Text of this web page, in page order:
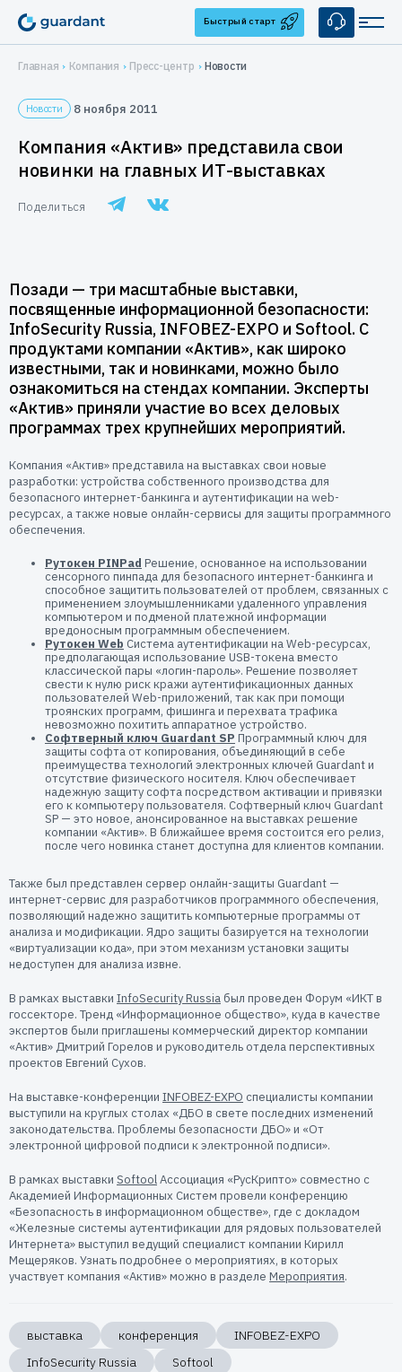
Решения
IoT и оборудование
Защита встраиваемых систем
Управление продажами ПО
Применение
Медицинское оборудование
1С-конфигурации
Системы автоматизированного проектирования
Защита беспилотных и автономных систем (БАС)
Продукты
Аппаратные ключи
Guardant Chip
Программные ключи Guardant DL
Система управления лицензированием Guardant Station
Средство защиты от реверс-инжиниринга Guardant Armor
Консалтинг
Цены и заказ
Дилеры
Компания
О нас
Контакты
Реквизиты
Пресс-центр
Новости
Мероприятия
Экспертиза
Пресс-кит
Поддержка
Разработчикам
Пользователям
Техническая поддержка
Быстрый старт
Главная Компания Пресс-центр Новости
Новости 8 ноября 2011
Компания «Актив» представила свои
новинки на главных ИТ-выставках
Поделиться
Позади — три масштабные выставки,
посвященные информационной безопасности:
InfoSecurity Russia, INFOBEZ-EXPO и Softool. С
продуктами компании «Актив», как широко
известными, так и новинками, можно было
ознакомиться на стендах компании. Эксперты
«Актив» приняли участие во всех деловых
программах трех крупнейших мероприятий.
Компания «Актив» представила на выставках свои новые
разработки: устройства собственного производства для
безопасного интернет-банкинга и аутентификации на web-
ресурсах, а также новые онлайн-сервисы для защиты программного
обеспечения.
Рутокен PINPad Решение, основанное на использовании
сенсорного пинпада для безопасного интернет-банкинга и
способное защитить пользователей от проблем, связанных с
применением злоумышленниками удаленного управления
компьютером и подменой платежной информации
вредоносным программным обеспечением.
Рутокен Web Система аутентификации на Web-ресурсах,
предполагающая использование USB-токена вместо
классической пары «логин-пароль». Решение позволяет
свести к нулю риск кражи аутентификационных данных
пользователей Web-приложений, так как при помощи
троянских программ, фишинга и перехвата трафика
невозможно похитить аппаратное устройство.
Софтверный ключ Guardant SP Программный ключ для
защиты софта от копирования, объединяющий в себе
преимущества технологий электронных ключей Guardant и
отсутствие физического носителя. Ключ обеспечивает
надежную защиту софта посредством активации и привязки
его к компьютеру пользователя. Софтверный ключ Guardant
SP — это новое, анонсированное на выставках решение
компании «Актив». В ближайшее время состоится его релиз,
после чего новинка станет доступна для клиентов компании.
Также был представлен сервер онлайн-защиты Guardant —
интернет-сервис для разработчиков программного обеспечения,
позволяющий надежно защитить компьютерные программы от
анализа и модификации. Ядро защиты базируется на технологии
«виртуализации кода», при этом механизм установки защиты
недоступен для анализа извне.
В рамках выставки InfoSecurity Russiaбыл проведен Форум «ИКТ в
госсекторе. Тренд «Информационное общество», куда в качестве
экспертов были приглашены коммерческий директор компании
«Актив» Дмитрий Горелов и руководитель отдела перспективных
проектов Евгений Сухов.
На выставке-конференции INFOBEZ-EXPO специалисты компании
выступили на круглых столах «ДБО в свете последних изменений
законодательства. Проблемы безопасности ДБО» и «От
электронной цифровой подписи к электронной подписи».
В рамках выставки SoftoolАссоциация «РусКрипто» совместно с
Академией Информационных Систем провели конференцию
«Безопасность в информационном обществе», где с докладом
«Железные системы аутентификации для рядовых пользователей
Интернета» выступил ведущий специалист компании Кирилл
Мещеряков. Узнать подробнее о мероприятиях, в которых
участвует компания «Актив» можно в разделе Мероприятия.
выставка конференция
INFOBEZ-EXPO
InfoSecurity Russia
Softool